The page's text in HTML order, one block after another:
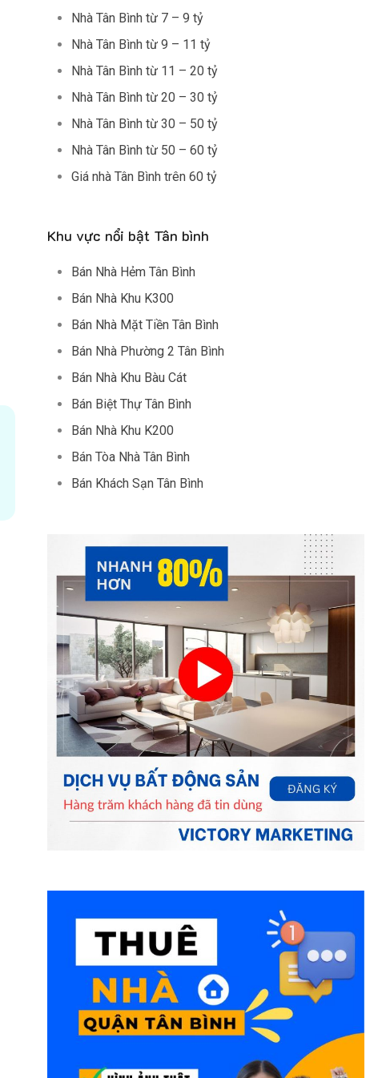
Nhà Tân Bình từ 7 – 9 tỷ
Nhà Tân Bình từ 9 – 11 tỷ
Nhà Tân Bình từ 11 – 20 tỷ
Nhà Tân Bình từ 20 – 30 tỷ
Nhà Tân Bình từ 30 – 50 tỷ
Nhà Tân Bình từ 50 – 60 tỷ
Giá nhà Tân Bình trên 60 tỷ
Khu vực nổi bật Tân bình
Bán Nhà Hẻm Tân Bình
Bán Nhà Khu K300
Bán Nhà Mặt Tiền Tân Bình
Bán Nhà Phường 2 Tân Bình
Bán Nhà Khu Bàu Cát
Bán Biệt Thự Tân Bình
Bán Nhà Khu K200
Bán Tòa Nhà Tân Bình
Bán Khách Sạn Tân Bình